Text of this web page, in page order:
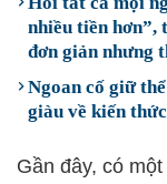
nhiều tiền
đơn giản nhưng
Ngoan cố giữ
giàu về kiến
Gần đây, có